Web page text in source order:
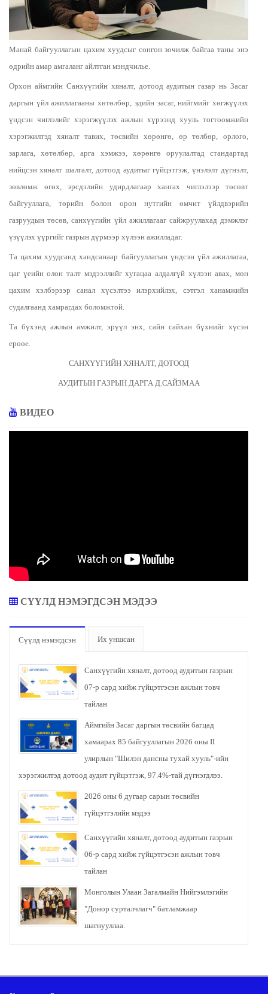
Манай байгууллагын цахим хуудсыг сонгон зочилж байгаа таны энэ
өдрийн амар амгаланг айлтган мэндчилье.
Орхон аймгийн Санхүүгийн хяналт, дотоод аудитын газар нь Засаг
даргын үйл ажиллагааны хөтөлбөр, эдийн засаг, нийгмийг хөгжүүлэх
үндсэн чиглэлийг хэрэгжүүлэх ажлын хүрээнд хууль тогтоомжийн
хэрэгжилтэд хяналт тавих, төсвийн хөрөнгө, өр төлбөр, орлого,
зарлага, хөтөлбөр, арга хэмжээ, хөрөнгө оруулалтад стандартад
нийцсэн хяналт шалгалт, дотоод аудитыг гүйцэтгэж, үнэлэлт дүгнэлт,
зөвлөмж өгөх, эрсдэлийн удирдлагаар хангах чиглэлээр төсөвт
байгууллага, төрийн болон орон нутгийн өмчит үйлдвэрийн
газруудын төсөв, санхүүгийн үйл ажиллагааг сайжруулахад дэмжлэг
үзүүлэх үүргийг газрын дүрмээр хүлээн ажилладаг.
Та цахим хуудсанд хандсанаар байгууллагын үндсэн үйл ажиллагаа,
цаг үеийн олон талт мэдээллийг хугацаа алдалгүй хүлээн авах, мөн
цахим хэлбэрээр санал хүсэлтээ илэрхийлэх, сэтгэл ханамжийн
судалгаанд хамрагдах боломжтой.
Та бүхэнд ажлын амжилт, эрүүл энх, сайн сайхан бүхнийг хүсэн
ерөөе.
САНХҮҮГИЙН ХЯНАЛТ, ДОТООД
АУДИТЫН ГАЗРЫН ДАРГА Д.САЙЗМАА
ВИДЕО
СҮҮЛД НЭМЭГДСЭН МЭДЭЭ
Сүүлд нэмэгдсэн Их уншсан
Санхүүгийн хяналт, дотоод аудитын газрын
07-р сард хийж гүйцэтгэсэн ажлын товч
тайлан
Аймгийн Засаг даргын төсвийн багцад
хамаарах 85 байгууллагын 2026 оны II
улирлын "Шилэн дансны тухай хууль"-ийн
хэрэгжилтэд дотоод аудит гүйцэтгэж, 97.4%-тай дүгнэгдлээ.
2026 оны 6 дугаар сарын төсвийн
гүйцэтгэлийн мэдээ
Санхүүгийн хяналт, дотоод аудитын газрын
06-р сард хийж гүйцэтгэсэн ажлын товч
тайлан
Монголын Улаан Загалмайн Нийгэмлэгийн
"Донор сурталчлагч" батламжаар
шагнууллаа.